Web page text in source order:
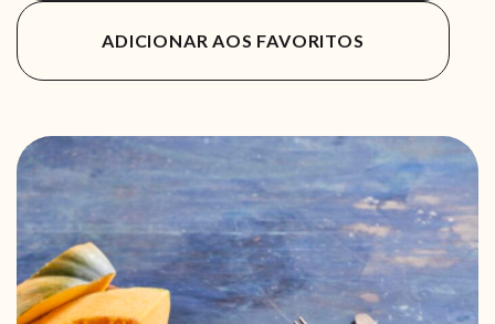
ADICIONAR AOS FAVORITOS